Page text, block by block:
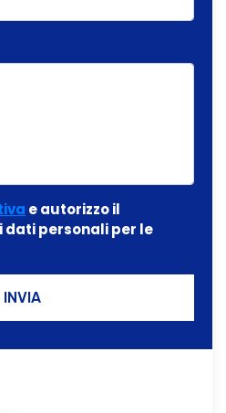
e autorizzo il
personali per le
INVIA